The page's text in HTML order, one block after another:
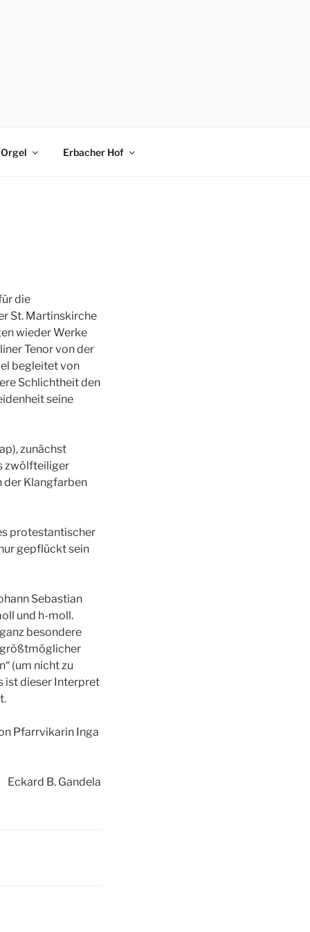
Orgel Erbacher Hof
die
St. Martinskirche
wieder Werke
Tenor von der
begleitet von
Schlichtheit den
seine
zunächst
zwölfteiliger
der Klangfarben
protestantischer
gepflückt sein
Sebastian
und h-moll.
besondere
größtmöglicher
(um nicht zu
ist dieser Interpret
Pfarrvikarin Inga
Eckard B. Gandela